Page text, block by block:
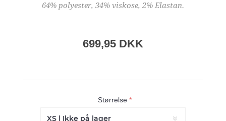
64% polyester, 34% viskose, 2% Elastan.
699,95 DKK
Størrelse*